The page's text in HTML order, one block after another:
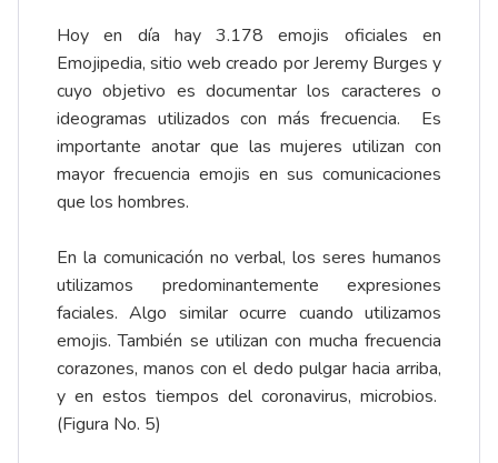
Hoy en día hay 3.178 emojis oficiales en
Emojipedia, sitio web creado por Jeremy Burges y
cuyo objetivo es documentar los caracteres o
ideogramas utilizados con más frecuencia. Es
importante anotar que las mujeres utilizan con
mayor frecuencia emojis en sus comunicaciones
que los hombres.
En la comunicación no verbal, los seres humanos
utilizamos predominantemente expresiones
faciales. Algo similar ocurre cuando utilizamos
emojis. También se utilizan con mucha frecuencia
corazones, manos con el dedo pulgar hacia arriba,
y en estos tiempos del coronavirus, microbios.
(Figura No. 5)